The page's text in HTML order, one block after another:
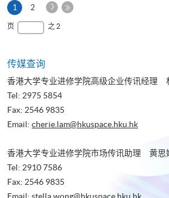
1 本
页
2
下
页
页 之 2
传媒查询
香港大学专业进修学院高级企业传讯经理
Tel: 2975 5854
Fax: 2546 9835
Email: cherie.lam@hkuspace.hku.hk
香港大学专业进修学院市场传讯助理 黄思
Tel: 2910 7586
Fax: 2546 9835
Email: stella.wong@hkuspace.hku.hk